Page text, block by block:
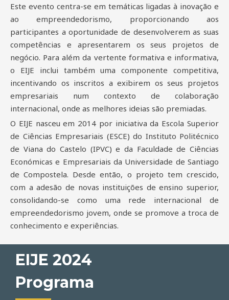
Este evento centra-se em temáticas ligadas à inovação e
ao empreendedorismo, proporcionando aos
participantes a oportunidade de desenvolverem as suas
competências e apresentarem os seus projetos de
negócio. Para além da vertente formativa e informativa,
o EIJE inclui também uma componente competitiva,
incentivando os inscritos a exibirem os seus projetos
empresariais num contexto de colaboração
internacional, onde as melhores ideias são premiadas.
O EIJE nasceu em 2014 por iniciativa da Escola Superior
de Ciências Empresariais (ESCE) do Instituto Politécnico
de Viana do Castelo (IPVC) e da Faculdade de Ciências
Económicas e Empresariais da Universidade de Santiago
de Compostela. Desde então, o projeto tem crescido,
com a adesão de novas instituições de ensino superior,
consolidando-se como uma rede internacional de
empreendedorismo jovem, onde se promove a troca de
conhecimento e experiências.
EIJE 2024
Programa